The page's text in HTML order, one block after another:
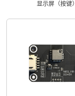
显示屏（按键）